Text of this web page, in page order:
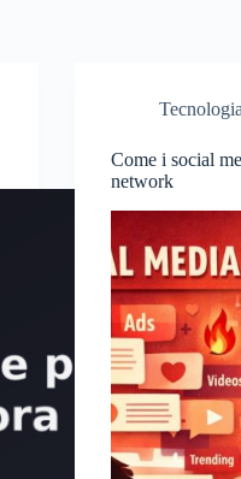
Come i social
network